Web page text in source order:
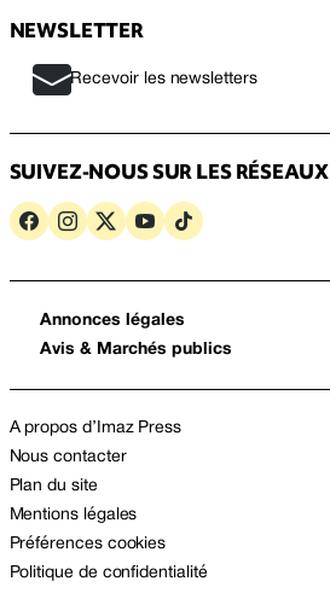
NEWSLETTER
Recevoir les newsletters
SUIVEZ-NOUS SUR LES RÉSEAUX
Annonces légales
Avis & Marchés publics
A propos d’Imaz Press
Nous contacter
Plan du site
Mentions légales
Préférences cookies
Politique de confidentialité